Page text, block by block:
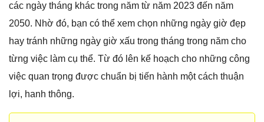
các ngày tháng khác trong năm từ năm 2023 đến năm
2050. Nhờ đó, bạn có thể xem chọn những ngày giờ đẹp
hay tránh những ngày giờ xấu trong tháng trong năm cho
từng việc làm cụ thể. Từ đó lên kế hoạch cho những công
việc quan trọng được chuẩn bị tiến hành một cách thuận
lợi, hanh thông.